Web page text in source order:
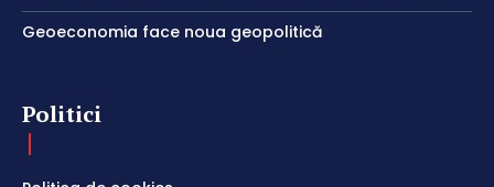
Geoeconomia face noua geopolitică
Politici